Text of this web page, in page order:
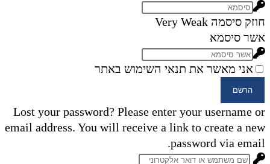
חוזק סיסמה Very Weak
אשר סיסמא
אני מאשר את תנאי השימוש באתר
הרשם
Lost your password? Please enter your username or
email address. You will receive a link to create a new
password via email.